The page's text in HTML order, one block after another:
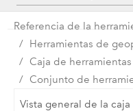
Referencia de la
Herramientas de
Caja de
Conjunto de
Vista general de la